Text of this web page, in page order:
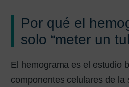
Por qué el
solo “meter un
El hemograma es el estudio
componentes celulares de la